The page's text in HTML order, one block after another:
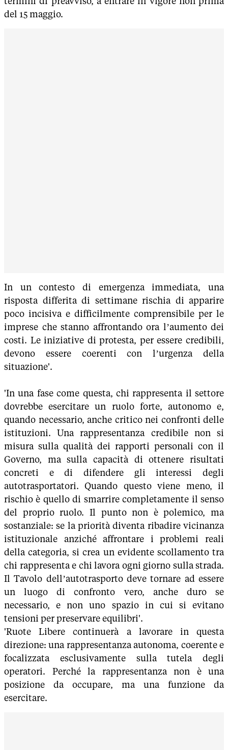
del 15 maggio.
In un contesto di emergenza immediata, una
risposta differita di settimane rischia di apparire
poco incisiva e difficilmente comprensibile per le
imprese che stanno affrontando ora l’aumento dei
costi. Le iniziative di protesta, per essere credibili,
devono essere coerenti con l’urgenza della
situazione'.
'In una fase come questa, chi rappresenta il settore
dovrebbe esercitare un ruolo forte, autonomo e,
quando necessario, anche critico nei confronti delle
istituzioni. Una rappresentanza credibile non si
misura sulla qualità dei rapporti personali con il
Governo, ma sulla capacità di ottenere risultati
concreti e di difendere gli interessi degli
autotrasportatori. Quando questo viene meno, il
rischio è quello di smarrire completamente il senso
del proprio ruolo. Il punto non è polemico, ma
sostanziale: se la priorità diventa ribadire vicinanza
istituzionale anziché affrontare i problemi reali
della categoria, si crea un evidente scollamento tra
chi rappresenta e chi lavora ogni giorno sulla strada.
Il Tavolo dell’autotrasporto deve tornare ad essere
un luogo di confronto vero, anche duro se
necessario, e non uno spazio in cui si evitano
tensioni per preservare equilibri'.
'Ruote Libere continuerà a lavorare in questa
direzione: una rappresentanza autonoma, coerente e
focalizzata esclusivamente sulla tutela degli
operatori. Perché la rappresentanza non è una
posizione da occupare, ma una funzione da
esercitare.